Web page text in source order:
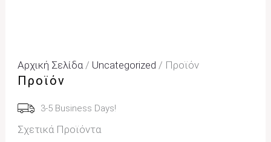
Αρχική Σελίδα / Uncategorized / Προϊόν
Προϊόν
3-5 Business Days!
Σχετικά Προϊόντα